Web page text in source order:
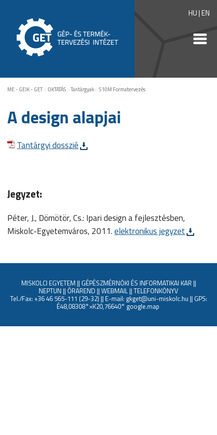
HU|EN
ME - GEIK - GET:: OKTATÁS::Tantárgyak::510M Formatervezés
A design alapjai
Tantárgyi dosszié
Jegyzet:
Péter, J., Dömötör, Cs.: Ipari design a fejlesztésben,
Miskolc-Egyetemváros, 2011.elektronikus jegyzet
MISKOLCI EGYETEM || GÉPÉSZMÉRNÖKI ÉS INFORMATIKAI KAR ||
NEPTUN || ÓRAREND || WEBMAIL|| TELEFONKÖNYV
Tel./Fax: +36 46 565-111 (29-32) || E-mail: gkget@uni-miskolc.hu || GPS:
É48,08308°×K20,76640° google.map